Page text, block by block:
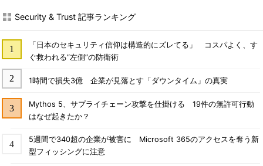
Security & Trust 記事ランキング
「日本のセキュリティ信仰は構造的にズレてる」 コスパよく、す
ぐ救われる“左側”の防衛術
1時間で損失3億 企業が見落とす「ダウンタイム」の真実
Mythos 5、サプライチェーン攻撃を仕掛ける 19件の無許可行動
はなぜ起きたか？
5週間で340超の企業が被害に Microsoft 365のアクセスを奪う新
型フィッシングに注意